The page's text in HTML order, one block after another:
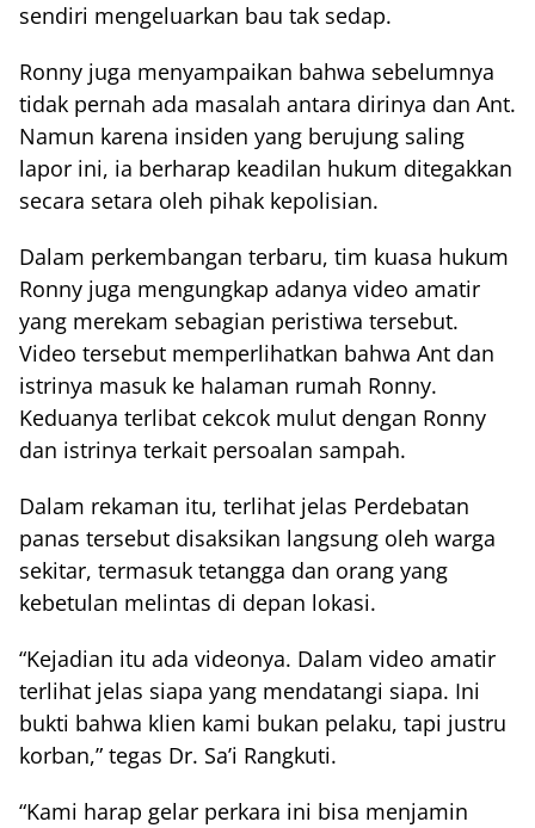
sendiri mengeluarkan bau tak sedap.
Ronny juga menyampaikan bahwa sebelumnya
tidak pernah ada masalah antara dirinya dan Ant.
Namun karena insiden yang berujung saling
lapor ini, ia berharap keadilan hukum ditegakkan
secara setara oleh pihak kepolisian.
Dalam perkembangan terbaru, tim kuasa hukum
Ronny juga mengungkap adanya video amatir
yang merekam sebagian peristiwa tersebut.
Video tersebut memperlihatkan bahwa Ant dan
istrinya masuk ke halaman rumah Ronny.
Keduanya terlibat cekcok mulut dengan Ronny
dan istrinya terkait persoalan sampah.
Dalam rekaman itu, terlihat jelas Perdebatan
panas tersebut disaksikan langsung oleh warga
sekitar, termasuk tetangga dan orang yang
kebetulan melintas di depan lokasi.
“Kejadian itu ada videonya. Dalam video amatir
terlihat jelas siapa yang mendatangi siapa. Ini
bukti bahwa klien kami bukan pelaku, tapi justru
korban,” tegas Dr. Sa’i Rangkuti.
“Kami harap gelar perkara ini bisa menjamin